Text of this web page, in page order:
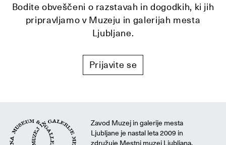
Bodite obveščeni o razstavah in dogodkih, ki jih
pripravljamo v Muzeju in galerijah mesta
Ljubljane.
Prijavite se
Zavod Muzej in galerije mesta
Ljubljane je nastal leta 2009 in
združuje Mestni muzej Ljubljana,